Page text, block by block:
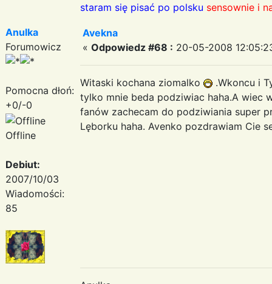
staram się pisać po polsku sensownie i
Anulka
Forumowicz
Pomocna dłoń:
+0/-0
Offline
Debiut:
2007/10/03
Wiadomości:
85
Avekna
« Odpowiedz #68 : 20-05-2008
Witaski kochana ziomalko
.Wkoncu i
tylko mnie beda podziwiac haha.A wiec
fanów zachecam do podziwiania super
Lęborku haha. Avenko pozdrawiam Cie